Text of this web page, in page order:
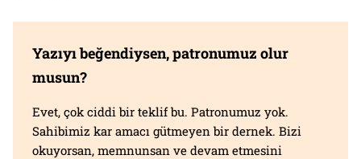
Yazıyı beğendiysen, patronumuz olur
musun?
Evet, çok ciddi bir teklif bu. Patronumuz yok.
Sahibimiz kar amacı gütmeyen bir dernek. Bizi
okuyorsan, memnunsan ve devam etmesini